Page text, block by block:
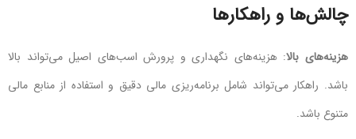
چالش‌ها و راهکارها
هزینه‌های بالا: هزینه‌های نگهداری و پرورش اسب‌های اصیل می‌تواند بالا
باشد. راهکار می‌تواند شامل برنامه‌ریزی مالی دقیق و استفاده از منابع مالی
متنوع باشد.